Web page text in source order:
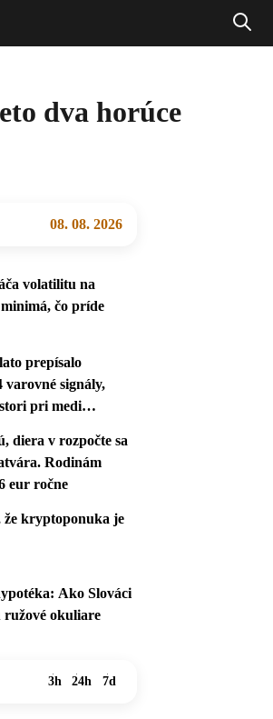
dva horúce
08. 08. 2026
volatilitu na
čo príde
prepísalo
signály,
pri medi
diera v rozpočte sa
Rodinám
eur ročne
že kryptoponuka je
Ako Slováci
ružové okuliare
3h 24h 7d